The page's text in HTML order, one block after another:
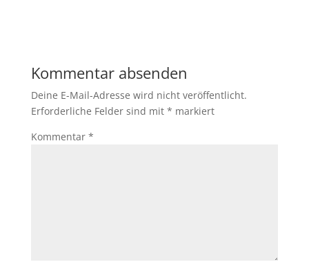
Kommentar absenden
Deine E-Mail-Adresse wird nicht veröffentlicht.
Erforderliche Felder sind mit * markiert
Kommentar *